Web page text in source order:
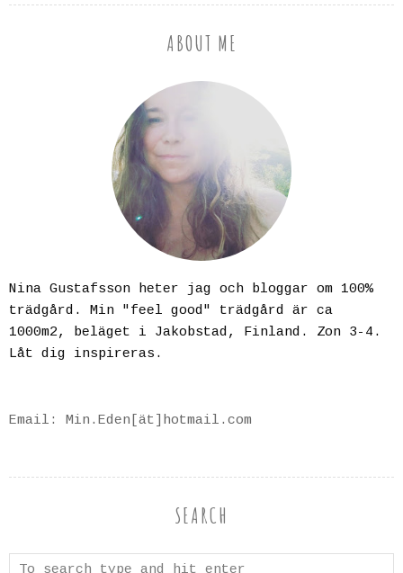
ABOUT ME
Nina Gustafsson heter jag och bloggar om 100%
trädgård. Min "feel good" trädgård är ca
1000m2, beläget i Jakobstad, Finland. Zon 3-4.
Låt dig inspireras.
Email: Min.Eden[ät]hotmail.com
SEARCH